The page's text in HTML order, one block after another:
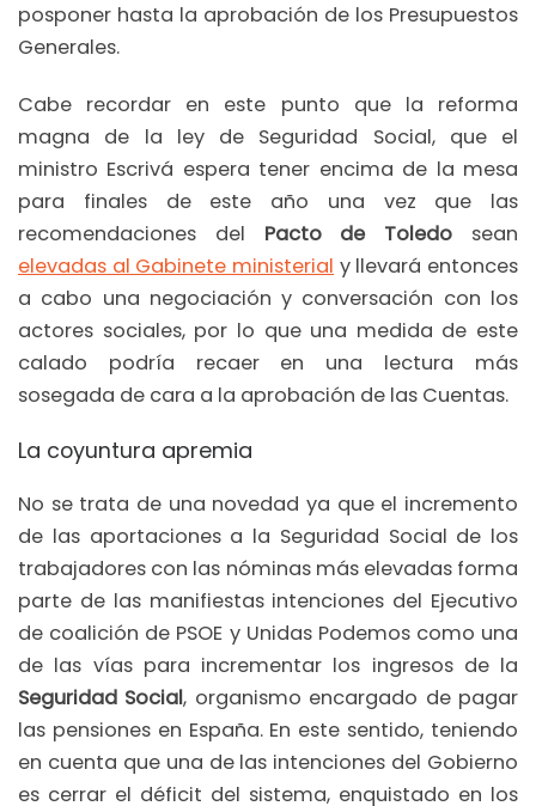
posponer hasta la aprobación de los Presupuestos
Generales.
Cabe recordar en este punto que la reforma
magna de la ley de Seguridad Social, que el
ministro Escrivá espera tener encima de la mesa
para finales de este año una vez que las
recomendaciones del Pacto de Toledo sean
elevadas al Gabinete ministerial y llevará entonces
a cabo una negociación y conversación con los
actores sociales, por lo que una medida de este
calado podría recaer en una lectura más
sosegada de cara a la aprobación de las Cuentas.
La coyuntura apremia
No se trata de una novedad ya que el incremento
de las aportaciones a la Seguridad Social de los
trabajadores con las nóminas más elevadas forma
parte de las manifiestas intenciones del Ejecutivo
de coalición de PSOE y Unidas Podemos como una
de las vías para incrementar los ingresos de la
Seguridad Social, organismo encargado de pagar
las pensiones en España. En este sentido, teniendo
en cuenta que una de las intenciones del Gobierno
es cerrar el déficit del sistema, enquistado en los